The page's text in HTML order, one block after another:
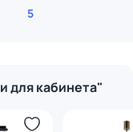
5
для кабинета"